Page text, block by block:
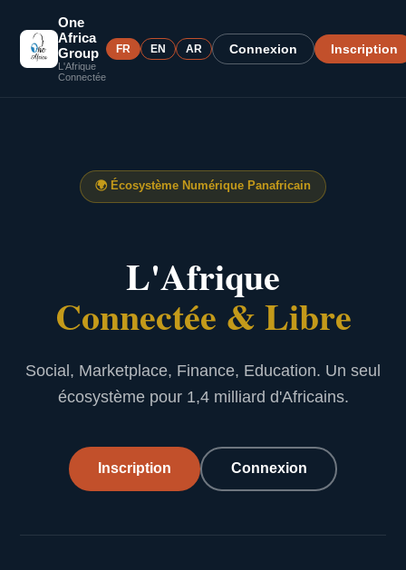
One
Africa
Group
L'Afrique
Connectée
FR EN AR Connexion Inscription
🌍 Écosystème Numérique Panafricain
L'Afrique
Connectée & Libre
Social, Marketplace, Finance, Education. Un seul
écosystème pour 1,4 milliard d'Africains.
Inscription Connexion